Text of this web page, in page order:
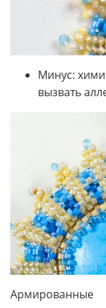
Минус:
вызвать